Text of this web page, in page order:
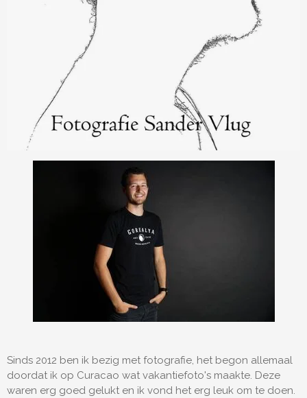
Sinds 2012 ben ik bezig met fotografie, het begon allemaal
doordat ik op Curacao wat vakantiefoto's maakte. Deze
waren erg goed gelukt en ik vond het erg leuk om te doen.